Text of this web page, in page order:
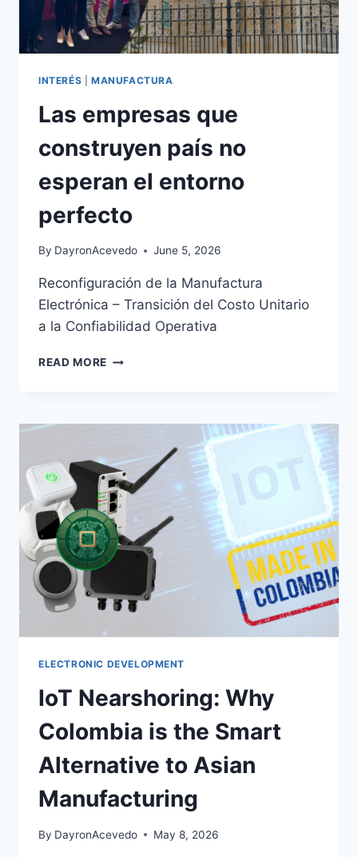
INTERÉS MANUFACTURA
Las empresas que
construyen país no
esperan el entorno
perfecto
By DayronAcevedo June 5, 2026
Reconfiguración de la Manufactura
Electrónica – Transición del Costo Unitario
a la Confiabilidad Operativa
READ MORE
ELECTRONIC DEVELOPMENT
IoT Nearshoring: Why
Colombia is the Smart
Alternative to Asian
Manufacturing
By DayronAcevedo May 8, 2026